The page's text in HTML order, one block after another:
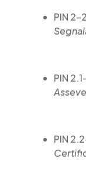
PIN 2-
PIN
PIN